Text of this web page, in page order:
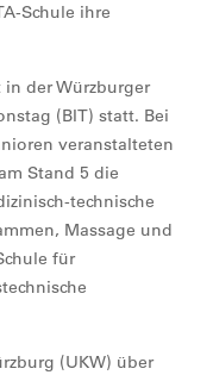
Schule ihre
der Würzburger
(BIT) statt. Bei
veranstalteten
Stand 5 die
technische
Massage und
für
(UKW) über